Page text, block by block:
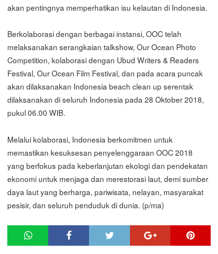
akan pentingnya memperhatikan isu kelautan di Indonesia.
Berkolaborasi dengan berbagai instansi, OOC telah
melaksanakan serangkaian talkshow, Our Ocean Photo
Competition, kolaborasi dengan Ubud Writers & Readers
Festival, Our Ocean Film Festival, dan pada acara puncak
akan dilaksanakan Indonesia beach clean up serentak
dilaksanakan di seluruh Indonesia pada 28 Oktober 2018,
pukul 06.00 WIB.
Melalui kolaborasi, Indonesia berkomitmen untuk
memastikan kesuksesan penyelenggaraan OOC 2018
yang berfokus pada keberlanjutan ekologi dan pendekatan
ekonomi untuk menjaga dan merestorasi laut, demi sumber
daya laut yang berharga, pariwisata, nelayan, masyarakat
pesisir, dan seluruh penduduk di dunia. (p/ma)